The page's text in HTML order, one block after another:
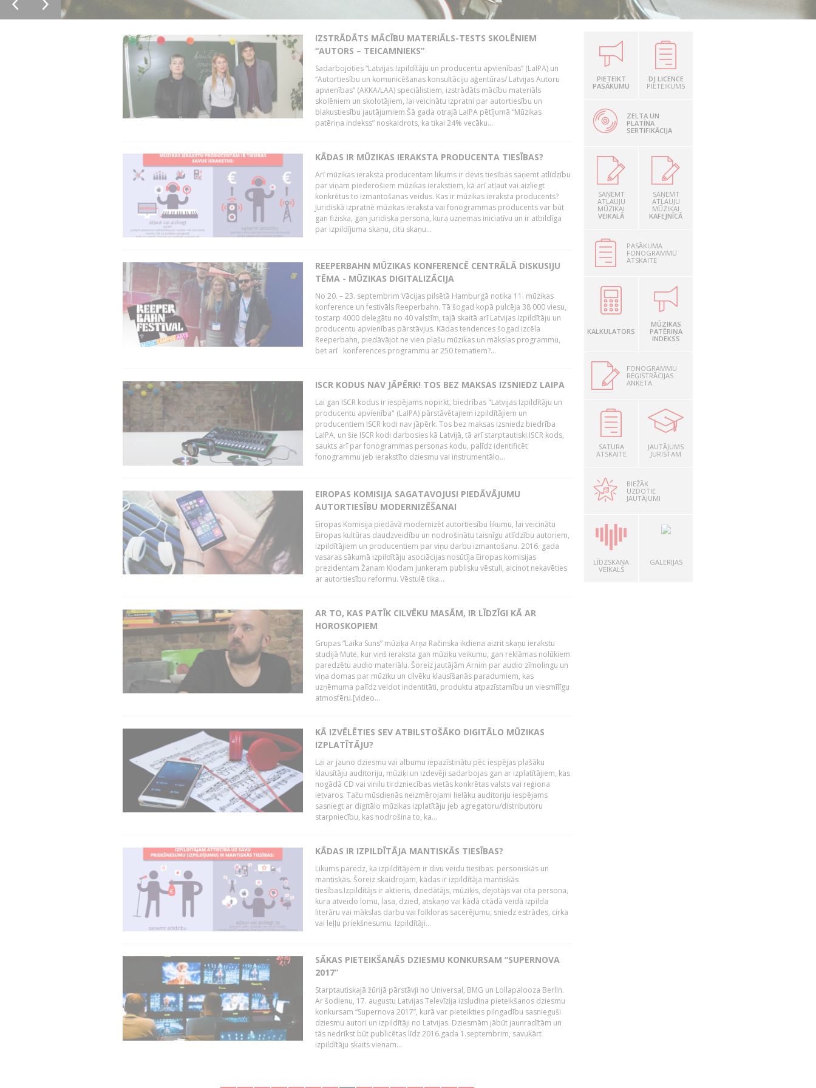
IZSTRĀDĀTS MĀCĪBU MATERIĀLS-TESTS SKOLĒNIEM
“AUTORS – TEICAMNIEKS”
Sadarbojoties “Latvijas Izpildītāju un producentu apvienības” (LaIPA) un
“Autortiesību un komunicēšanas konsultāciju aģentūras/ Latvijas Autoru
apvienības” (AKKA/LAA) speciālistiem, izstrādāts mācību materiāls
skolēniem un skolotājiem, lai veicinātu izpratni par autortiesību un
blakustiesību jautājumiem.Šā gada otrajā LaIPA pētījumā “Mūzikas
patēriņa indekss” noskaidrots, ka tikai 24% vecāku...
KĀDAS IR MŪZIKAS IERAKSTA PRODUCENTA TIESĪBAS?
Arī mūzikas ieraksta producentam likums ir devis tiesības saņemt atlīdzību
par viņam piederošiem mūzikas ierakstiem, kā arī atļaut vai aizliegt
konkrētus to izmantošanas veidus. Kas ir mūzikas ieraksta producents?
Juridiskā izpratnē mūzikas ieraksta vai fonogrammas producents var būt
gan fiziska, gan juridiska persona, kura uzņemas iniciatīvu un ir atbildīga
par izpildījuma skaņu, citu skaņu...
REEPERBAHN MŪZIKAS KONFERENCĒ CENTRĀLĀ DISKUSIJU
TĒMA - MŪZIKAS DIGITALIZĀCIJA
No 20. – 23. septembrim Vācijas pilsētā Hamburgā notika 11. mūzikas
konference un festivāls Reeperbahn. Tā šogad kopā pulcēja 38 000 viesu,
tostarp 4000 delegātu no 40 valstīm, tajā skaitā arī Latvijas Izpildītāju un
producentu apvienības pārstāvjus. Kādas tendences šogad izcēla
Reeperbahn, piedāvājot ne vien plašu mūzikas un mākslas programmu,
bet arī konferences programmu ar 250 tematiem?...
ISCR KODUS NAV JĀPĒRK! TOS BEZ MAKSAS IZSNIEDZ LAIPA
Lai gan ISCR kodus ir iespējams nopirkt, biedrības "Latvijas Izpildītāju un
producentu apvienība" (LaIPA) pārstāvētajiem izpildītājiem un
producentiem ISCR kodi nav jāpērk. Tos bez maksas izsniedz biedrība
LaIPA, un šie ISCR kodi darbosies kā Latvijā, tā arī starptautiski.ISCR kods,
saukts arī par fonogrammas personas kodu, palīdz identificēt
fonogrammu jeb ierakstīto dziesmu vai instrumentālo...
EIROPAS KOMISIJA SAGATAVOJUSI PIEDĀVĀJUMU
AUTORTIESĪBU MODERNIZĒŠANAI
Eiropas Komisija piedāvā modernizēt autortiesību likumu, lai veicinātu
Eiropas kultūras daudzveidību un nodrošinātu taisnīgu atlīdzību autoriem,
izpildītājiem un producentiem par viņu darbu izmantošanu. 2016. gada
vasaras sākumā izpildītāju asociācijas nosūtīja Eiropas komisijas
prezidentam Žanam Klodam Junkeram publisku vēstuli, aicinot nekavēties
ar autortiesību reformu. Vēstulē tika...
AR TO, KAS PATĪK CILVĒKU MASĀM, IR LĪDZĪGI KĀ AR
HOROSKOPIEM
Grupas “Laika Suns” mūziķa Arņa Račinska ikdiena aizrit skaņu ierakstu
studijā Mute, kur viņš ieraksta gan mūziķu veikumu, gan reklāmas nolūkiem
paredzētu audio materiālu. Šoreiz jautājām Arnim par audio zīmolingu un
viņa domas par mūziku un cilvēku klausīšanās paradumiem, kas
uzņēmuma palīdz veidot indentitāti, produktu atpazīstamību un viesmīlīgu
atmosfēru.[video...
KĀ IZVĒLĒTIES SEV ATBILSTOŠĀKO DIGITĀLO MŪZIKAS
IZPLATĪTĀJU?
Lai ar jauno dziesmu vai albumu iepazīstinātu pēc iespējas plašāku
klausītāju auditoriju, mūziķi un izdevēji sadarbojas gan ar izplatītājiem, kas
nogādā CD vai vinilu tirdzniecības vietās konkrētas valsts vai reģiona
ietvaros. Taču mūsdienās neizmērojami lielāku auditoriju iespējams
sasniegt ar digitālo mūzikas izplatītāju jeb agregatoru/distributoru
starpniecību, kas nodrošina to, ka...
KĀDAS IR IZPILDĪTĀJA MANTISKĀS TIESĪBAS?
Likums paredz, ka izpildītājiem ir divu veidu tiesības: personiskās un
mantiskās. Šoreiz skaidrojam, kādas ir izpildītāja mantiskās
tiesības.Izpildītājs ir aktieris, dziedātājs, mūziķis, dejotājs vai cita persona,
kura atveido lomu, lasa, dzied, atskaņo vai kādā citādā veidā izpilda
literāru vai mākslas darbu vai folkloras sacerējumu, sniedz estrādes, cirka
vai leļļu priekšnesumu. Izpildītāji...
SĀKAS PIETEIKŠANĀS DZIESMU KONKURSAM “SUPERNOVA
2017”
Starptautiskajā žūrijā pārstāvji no Universal, BMG un Lollapalooza Berlin.
Ar šodienu, 17. augustu Latvijas Televīzija izsludina pieteikšanos dziesmu
konkursam “Supernova 2017”, kurā var pieteikties pilngadību sasnieguši
dziesmu autori un izpildītāji no Latvijas. Dziesmām jābūt jaunradītām un
tās nedrīkst būt publicētas līdz 2016.gada 1.septembrim, savukārt
izpildītāju skaits vienam...
PIETEIKT
PASĀKUMU
DJ LICENCE
PIETEIKUMS
ZELTA UN
PLATĪNA
SERTIFIKĀCIJA
SAŅEMT
ATĻAUJU
MŪZIKAI
VEIKALĀ
SAŅEMT
ATĻAUJU
MŪZIKAI
KAFEJNĪCĀ
PASĀKUMA
FONOGRAMMU
ATSKAITE
KALKULATORS
MŪZIKAS
PATĒRIŅA
INDEKSS
FONOGRAMMU
REĢISTRĀCIJAS
ANKETA
SATURA
ATSKAITE
JAUTĀJUMS
JURISTAM
BIEŽĀK
UZDOTIE
JAUTĀJUMI
LĪDZSKAŅA
VEIKALS
GALERIJAS